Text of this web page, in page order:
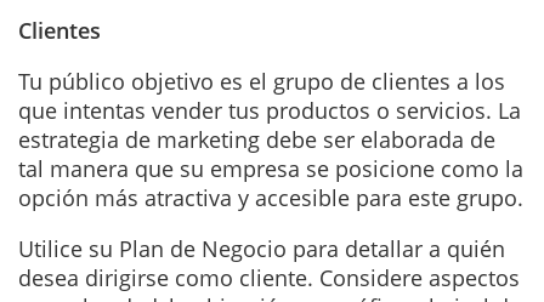
Clientes
Tu público objetivo es el grupo de clientes a los
que intentas vender tus productos o servicios. La
estrategia de marketing debe ser elaborada de
tal manera que su empresa se posicione como la
opción más atractiva y accesible para este grupo.
Utilice su Plan de Negocio para detallar a quién
desea dirigirse como cliente. Considere aspectos